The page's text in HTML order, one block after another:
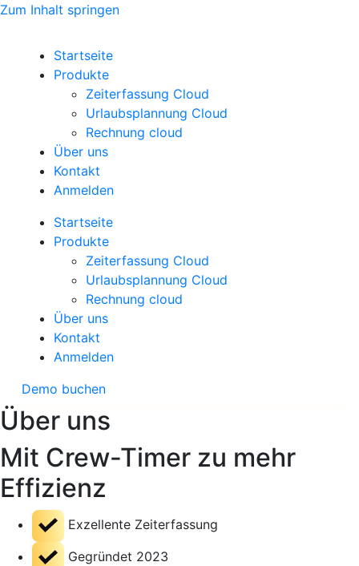
Zum Inhalt springen
Startseite
Produkte
Zeiterfassung Cloud
Urlaubsplannung Cloud
Rechnung cloud
Über uns
Kontakt
Anmelden
Startseite
Produkte
Zeiterfassung Cloud
Urlaubsplannung Cloud
Rechnung cloud
Über uns
Kontakt
Anmelden
Demo buchen
Über uns
Mit Crew-Timer zu mehr
Effizienz
Exzellente Zeiterfassung
Gegründet 2023